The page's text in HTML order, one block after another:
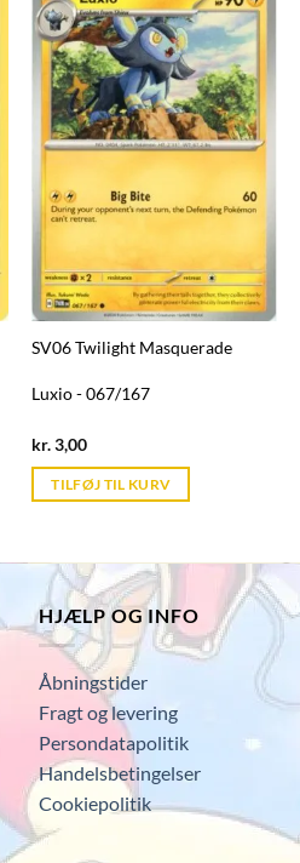
SV06 Twilight Masquerade
Luxio - 067/167
kr.3,00Current
is:
kr. 39,95.
TILFØJ TIL KURV
HJÆLP OG INFO
Åbningstider
Fragt og levering
Persondatapolitik
Handelsbetingelser
Cookiepolitik